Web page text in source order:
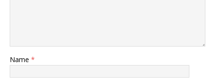
Name *